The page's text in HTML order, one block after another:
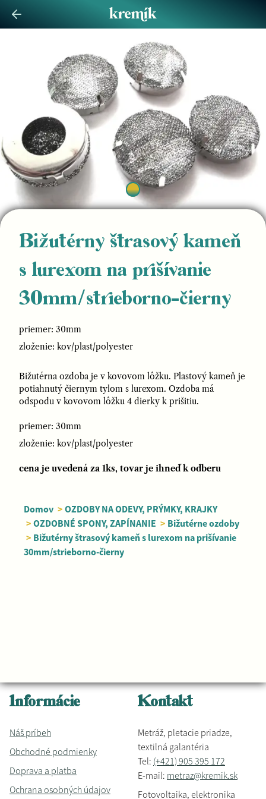
Bižutérny štrasový kameň
s lurexom na prišívanie
30mm/strieborno-čierny
priemer: 30mm
zloženie: kov/plast/polyester
Bižutérna ozdoba je v kovovom lôžku. Plastový kameň je
potiahnutý čiernym tylom s lurexom. Ozdoba má
odspodu v kovovom lôžku 4 dierky k prišitiu.
priemer: 30mm
zloženie: kov/plast/polyester
cena je uvedená za 1ks, tovar je ihneď k odberu
Domov > OZDOBY NA ODEVY, PRÝMKY, KRAJKY
> OZDOBNÉ SPONY, ZAPÍNANIE > Bižutérne ozdoby
> Bižutérny štrasový kameň s lurexom na prišívanie
30mm/strieborno-čierny
Informácie
Náš príbeh
Obchodné podmienky
Doprava a platba
Ochrana osobných údajov
Kontakt
Metráž, pletacie priadze,
textilná galantéria
Tel: (+421) 905 395 172
E-mail: metraz@kremik.sk
Fotovoltaika, elektronika